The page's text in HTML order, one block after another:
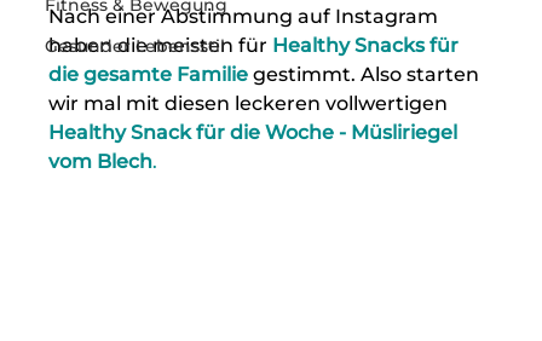
Fitness & Bewegung
Gesunder Lebensstil
Nach einer Abstimmung auf Instagram
haben die meisten für Healthy Snacks für
die gesamte Familie gestimmt. Also starten
wir mal mit diesen leckeren vollwertigen
Healthy Snack für die Woche - Müsliriegel
vom Blech.